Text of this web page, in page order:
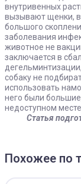
внутривенных
вызывают щенки,
большого
заболевания
животное не
заключается в
собаку не
использовать
него были
недоступном
Статья
Похожее по